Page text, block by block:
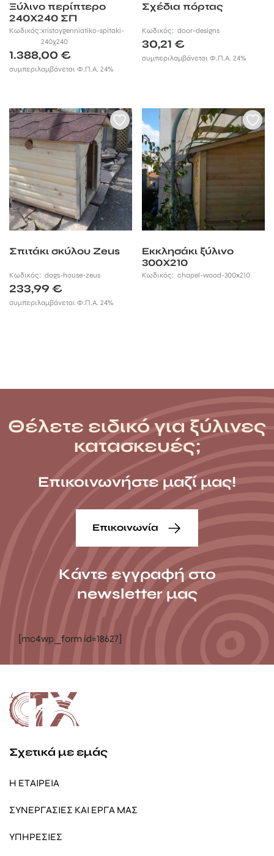
Ξύλινο περίπτερο
240Χ240 ΣΠ
Κωδικός:xristoygenniatiko-spitaki-
240χ240
1.388,00 €
συμπεριλαμβάνεται Φ.Π.Α. 24%
Σχέδια πόρτας
Κωδικός:door-designs
30,21€
συμπεριλαμβάνεται Φ.Π.Α. 24%
Σπιτάκι σκύλου Zeus
Κωδικός: dogs-house-zeus
233,99 €
συμπεριλαμβάνεται Φ.Π.Α. 24%
Εκκλησάκι ξύλινο
300Χ210
Κωδικός:chapel-wood-300x210
Θέλετε ειδικό για ξύλινες
κατασκευές;
Επικοινωνήστε μαζί μας!
Επικοινωνία
Κάντε εγγραφή στο
newsletter μας
[mc4wp_form id=18627]
Σχετικά με εμάς
Η ΕΤΑΙΡΕΙΑ
ΣΥΝΕΡΓΑΣΙΕΣ ΚΑΙ ΕΡΓΑ ΜΑΣ
ΥΠΗΡΕΣΙΕΣ